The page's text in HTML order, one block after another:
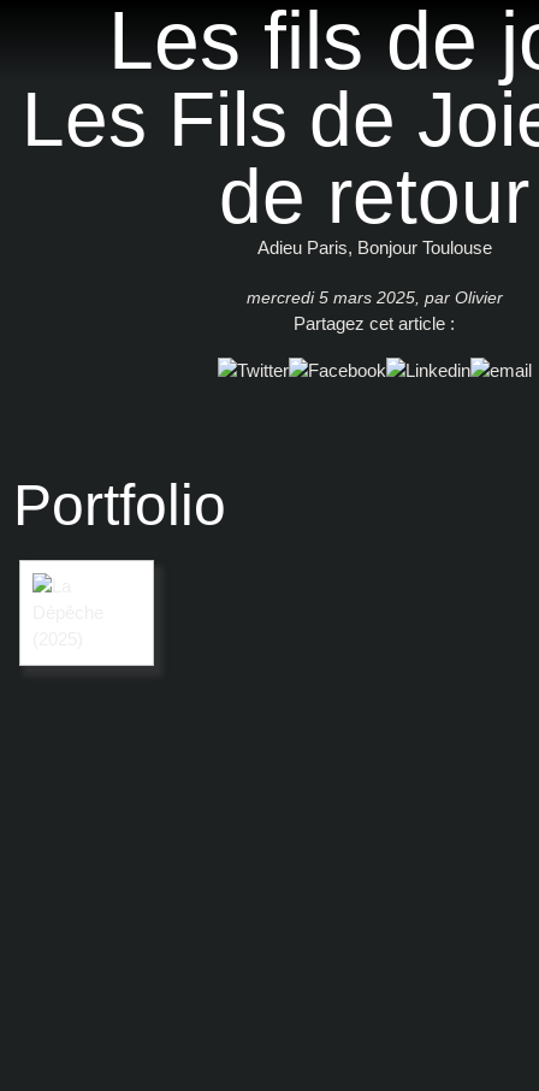
Les fils de
Discographie
Presse
Vidéos
Photos
Les Fils de
de retour
Adieu Paris, Bonjour Toulouse
mercredi 5 mars 2025, par Olivier
Partagez cet article :
Portfolio